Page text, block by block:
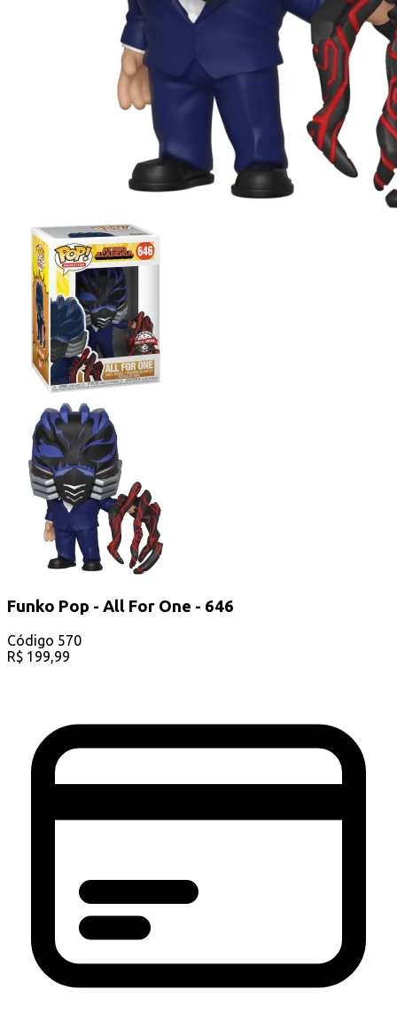
Funko Pop - All For One - 646
Código 570
R$ 199,99